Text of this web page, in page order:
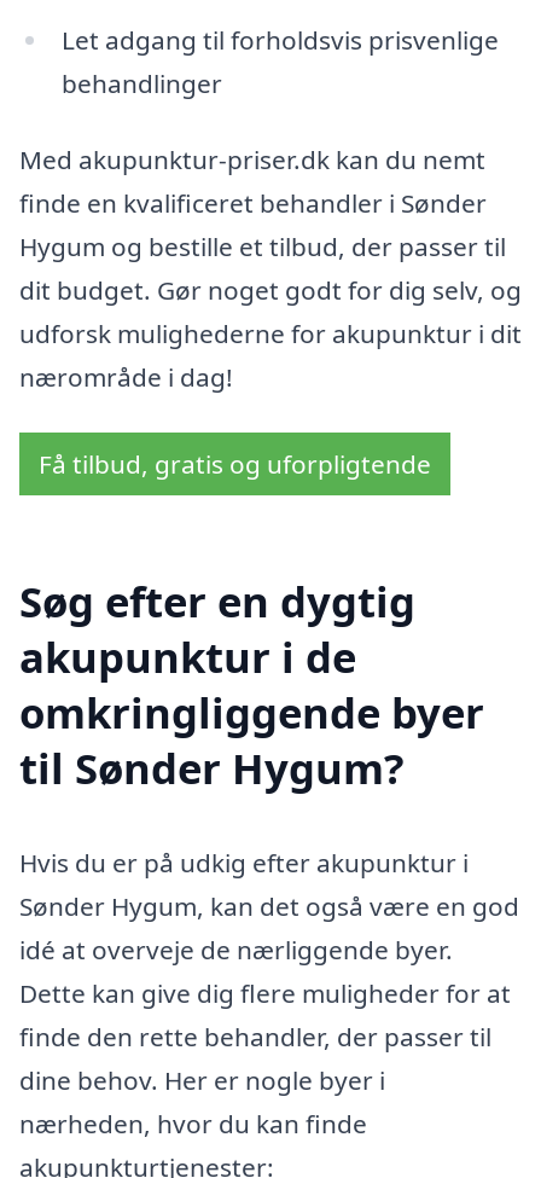
Let adgang til forholdsvis prisvenlige
behandlinger
Med akupunktur-priser.dk kan du nemt
finde en kvalificeret behandler i Sønder
Hygum og bestille et tilbud, der passer til
dit budget. Gør noget godt for dig selv, og
udforsk mulighederne for akupunktur i dit
nærområde i dag!
Få tilbud, gratis og uforpligtende
Søg efter en dygtig
akupunktur i de
omkringliggende byer
til Sønder Hygum?
Hvis du er på udkig efter akupunktur i
Sønder Hygum, kan det også være en god
idé at overveje de nærliggende byer.
Dette kan give dig flere muligheder for at
finde den rette behandler, der passer til
dine behov. Her er nogle byer i
nærheden, hvor du kan finde
akupunkturtjenester: